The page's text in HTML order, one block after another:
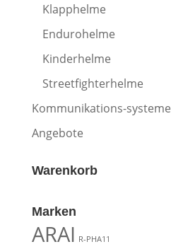
Klapphelme
Endurohelme
Kinderhelme
Streetfighterhelme
Kommunikations-systeme
Angebote
Warenkorb
Marken
ARAI R-PHA11